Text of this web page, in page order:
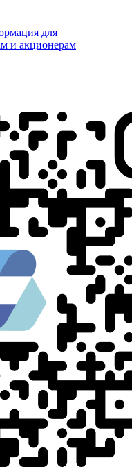
для
и акционерам